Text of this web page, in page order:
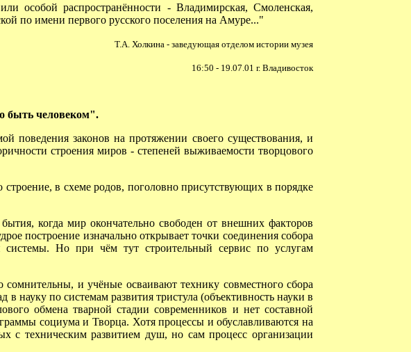
особой распространённости - Владимирская, Смоленская,
по имени первого русского поселения на Амуре..."
Т.А. Холкина - заведующая отделом истории музея
16:50 - 19.07.01 г. Владивосток
быть человеком".
поведения законов на протяжении своего существования, и
строения миров - степеней выживаемости творцового
в схеме родов, поголовно присутствующих в порядке
когда мир окончательно свободен от внешних факторов
построение изначально открывает точки соединения собора
системы. Но при чём тут строительный сервис по услугам
и учёные осваивают технику совместного сбора
науку по системам развития тристула (объективность науки в
обмена тварной стадии современников и нет составной
социума и Творца. Хотя процессы и обуславливаются на
с техническим развитием душ, но сам процесс организации